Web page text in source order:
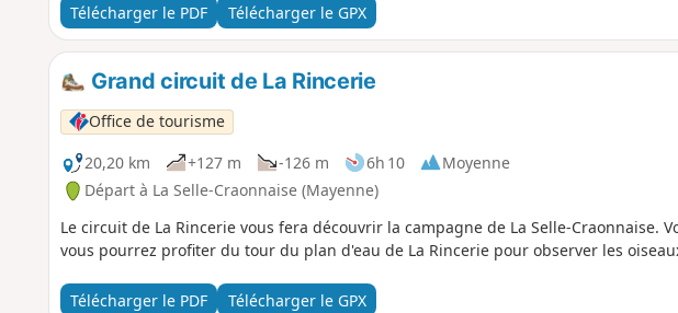
Télécharger le PDF Télécharger le GPX
Grand circuit de La Rincerie
Office de tourisme
20,20 km
+127 m -126 m 6h 10
Moyenne
Départ à La Selle-Craonnaise (Mayenne)
Le circuit de La Rincerie vous fera découvrir la campagne de La Selle-Craonnaise.
vous pourrez profiter du tour du plan d'eau de La Rincerie pour observer les
Télécharger le PDF Télécharger le GPX